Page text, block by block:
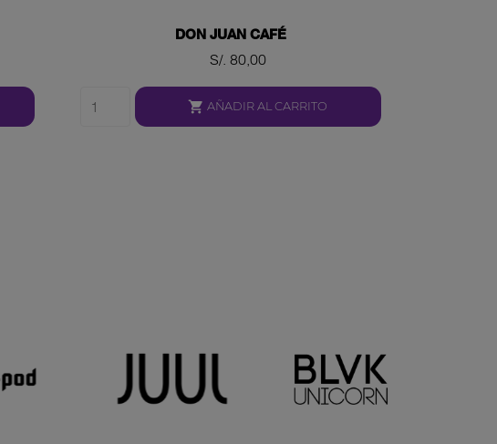
DON JUAN CAFÉ
Precio
S/. 80,00
 AÑADIR AL CARRITO